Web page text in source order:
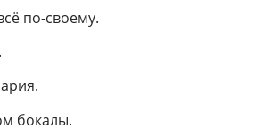
по-своему.
бокалы.